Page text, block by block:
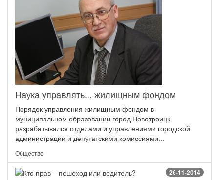
Наука управлять... жилищным фондом
Порядок управления жилищным фондом в
муниципальном образовании город Новотроицк
разрабатывался отделами и управлениями городской
администрации и депутатскими комиссиями...
Общество
26-11-2014